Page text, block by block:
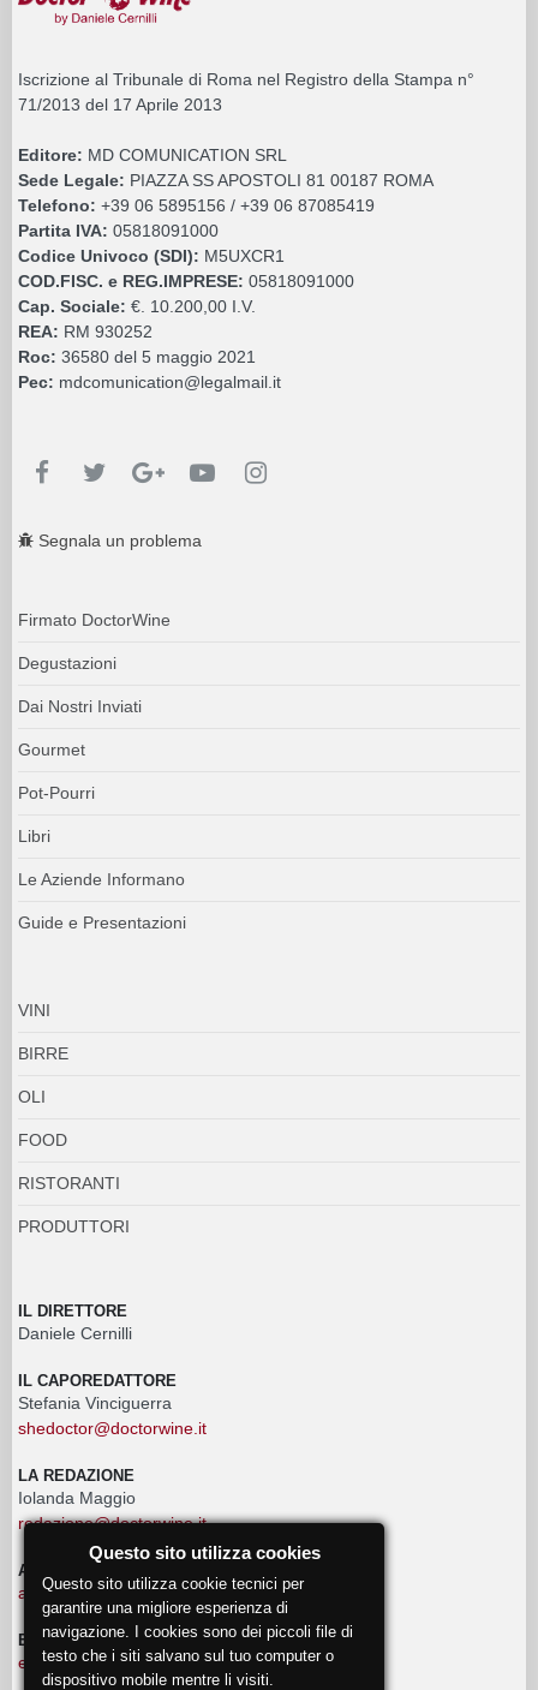
Iscrizione al Tribunale di Roma nel Registro della Stampa n°
71/2013 del 17 Aprile 2013
Editore: MD COMUNICATION SRL
Sede Legale: PIAZZA SS APOSTOLI 81 00187 ROMA
Telefono: +39 06 5895156 / +39 06 87085419
Partita IVA: 05818091000
Codice Univoco (SDI): M5UXCR1
COD.FISC. e REG.IMPRESE: 05818091000
Cap. Sociale: €. 10.200,00 I.V.
REA: RM 930252
Roc: 36580 del 5 maggio 2021
Pec: mdcomunication@legalmail.it
Segnala un problema
Firmato DoctorWine
Degustazioni
Dai Nostri Inviati
Gourmet
Pot-Pourri
Libri
Le Aziende Informano
Guide e Presentazioni
VINI
BIRRE
OLI
FOOD
RISTORANTI
PRODUTTORI
IL DIRETTORE
Daniele Cernilli
IL CAPOREDATTORE
Stefania Vinciguerra
shedoctor@doctorwine.it
LA REDAZIONE
Iolanda Maggio
redazione@doctorwine.it
ADVERTISING
advertising@doctorwine.it
EVENTI
eventi@doctorwine.it
Questo sito utilizza cookies
Questo sito utilizza cookie tecnici per
garantire una migliore esperienza di
navigazione. I cookies sono dei piccoli file di
testo che i siti salvano sul tuo computer o
dispositivo mobile mentre li visiti.